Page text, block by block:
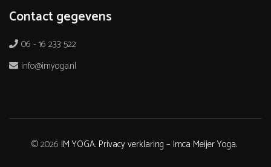
Contact gegevens
06 - 16 233 522
info@imyoga.nl
© 2026 IM YOGA. Privacy verklaring – Imca Meijer Yoga